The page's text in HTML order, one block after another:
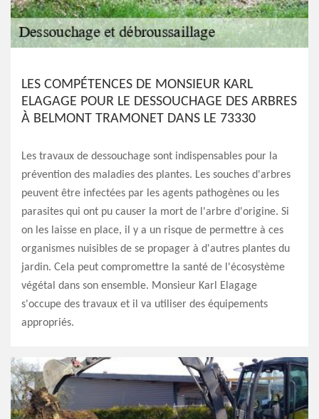
LES COMPÉTENCES DE MONSIEUR KARL
ELAGAGE POUR LE DESSOUCHAGE DES ARBRES
À BELMONT TRAMONET DANS LE 73330
Les travaux de dessouchage sont indispensables pour la
prévention des maladies des plantes. Les souches d'arbres
peuvent être infectées par les agents pathogènes ou les
parasites qui ont pu causer la mort de l'arbre d'origine. Si
on les laisse en place, il y a un risque de permettre à ces
organismes nuisibles de se propager à d'autres plantes du
jardin. Cela peut compromettre la santé de l'écosystème
végétal dans son ensemble. Monsieur Karl Elagage
s'occupe des travaux et il va utiliser des équipements
appropriés.